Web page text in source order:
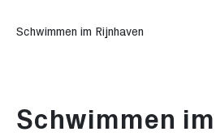
Schwimmen im Rijnhaven
Schwimmen im